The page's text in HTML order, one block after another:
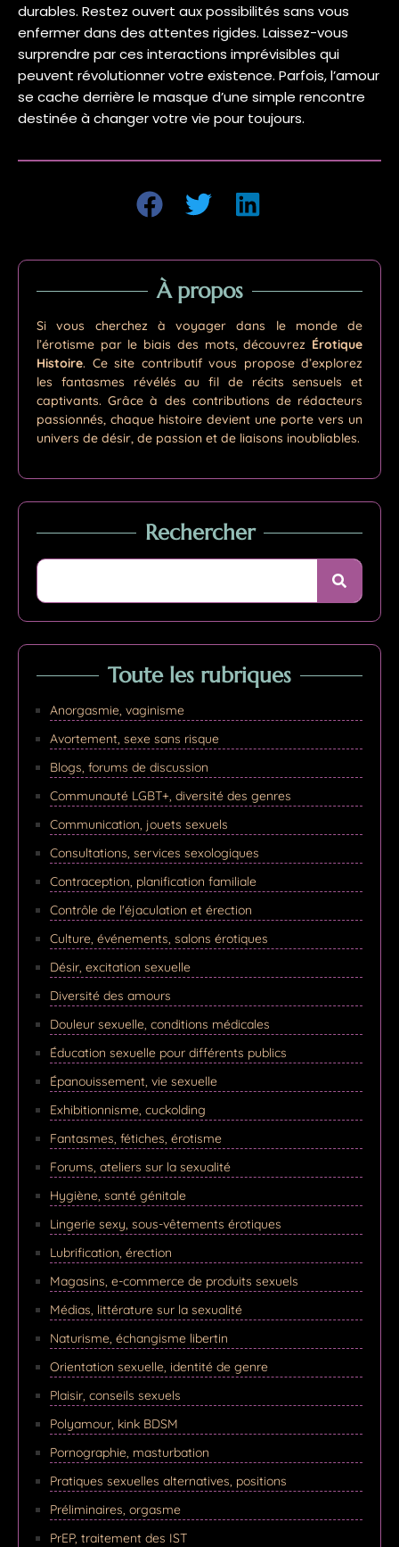
durables. Restez ouvert aux possibilités sans vous
enfermer dans des attentes rigides. Laissez-vous
surprendre par ces interactions imprévisibles qui
peuvent révolutionner votre existence. Parfois, l’amour
se cache derrière le masque d’une simple rencontre
destinée à changer votre vie pour toujours.
À propos
Si vous cherchez à voyager dans le monde de
l’érotisme par le biais des mots, découvrez Érotique
Histoire. Ce site contributif vous propose d’explorez
les fantasmes révélés au fil de récits sensuels et
captivants. Grâce à des contributions de rédacteurs
passionnés, chaque histoire devient une porte vers un
univers de désir, de passion et de liaisons inoubliables.
Rechercher
Toute les rubriques
Anorgasmie, vaginisme
Avortement, sexe sans risque
Blogs, forums de discussion
Communauté LGBT+, diversité des genres
Communication, jouets sexuels
Consultations, services sexologiques
Contraception, planification familiale
Contrôle de l'éjaculation et érection
Culture, événements, salons érotiques
Désir, excitation sexuelle
Diversité des amours
Douleur sexuelle, conditions médicales
Éducation sexuelle pour différents publics
Épanouissement, vie sexuelle
Exhibitionnisme, cuckolding
Fantasmes, fétiches, érotisme
Forums, ateliers sur la sexualité
Hygiène, santé génitale
Lingerie sexy, sous-vêtements érotiques
Lubrification, érection
Magasins, e-commerce de produits sexuels
Médias, littérature sur la sexualité
Naturisme, échangisme libertin
Orientation sexuelle, identité de genre
Plaisir, conseils sexuels
Polyamour, kink BDSM
Pornographie, masturbation
Pratiques sexuelles alternatives, positions
Préliminaires, orgasme
PrEP, traitement des IST